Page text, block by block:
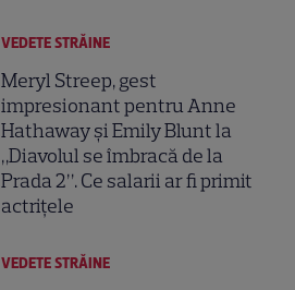
VEDETE STRĂINE
Meryl Streep, gest
impresionant pentru Anne
Hathaway și Emily Blunt la
„Diavolul se îmbracă de la
Prada 2”. Ce salarii ar fi primit
actrițele
VEDETE STRĂINE